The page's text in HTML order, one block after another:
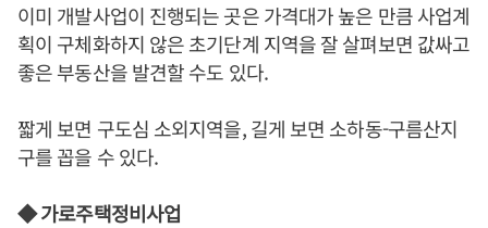
이미 개발사업이 진행되는 곳은 가격대가 높은 만큼 사업계
획이 구체화하지 않은 초기단계 지역을 잘 살펴보면 값싸고
좋은 부동산을 발견할 수도 있다.
짧게 보면 구도심 소외지역을, 길게 보면 소하동-구름산지
구를 꼽을 수 있다.
◆ 가로주택정비사업